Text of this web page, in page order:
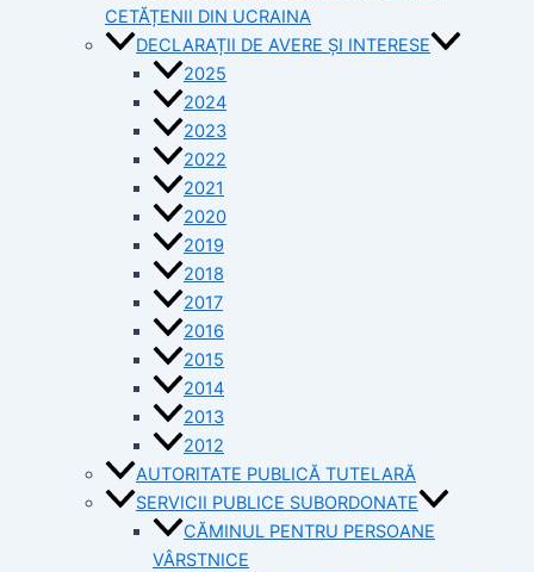
CETĂȚENII DIN UCRAINA
DECLARAȚII DE AVERE ȘI INTERESE
2025
2024
2023
2022
2021
2020
2019
2018
2017
2016
2015
2014
2013
2012
AUTORITATE PUBLICĂ TUTELARĂ
SERVICII PUBLICE SUBORDONATE
CĂMINUL PENTRU PERSOANE
VÂRSTNICE